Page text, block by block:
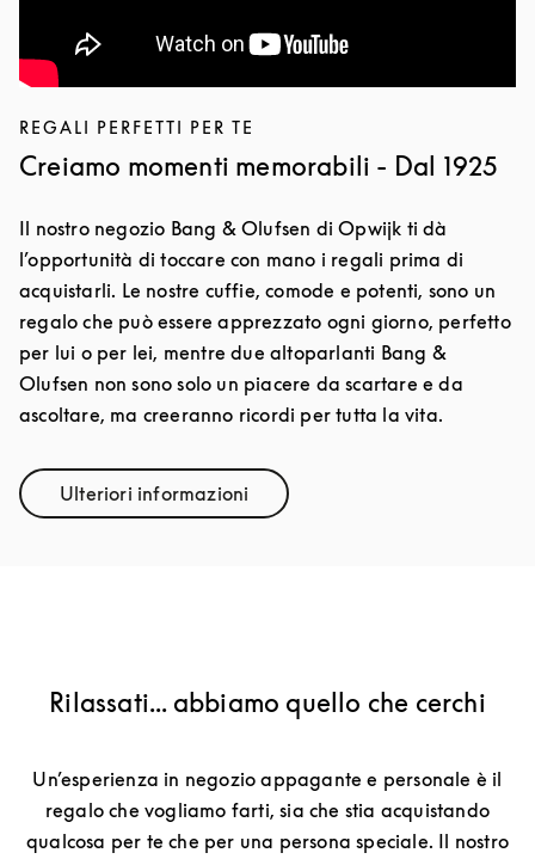
REGALI PERFETTI PER TE
Creiamo momenti memorabili - Dal 1925
Il nostro negozio Bang & Olufsen di Opwijk ti dà
l’opportunità di toccare con mano i regali prima di
acquistarli. Le nostre cuffie, comode e potenti, sono un
regalo che può essere apprezzato ogni giorno, perfetto
per lui o per lei, mentre due altoparlanti Bang &
Olufsen non sono solo un piacere da scartare e da
ascoltare, ma creeranno ricordi per tutta la vita.
Ulteriori informazioniLink Opens in New Tab
Rilassati... abbiamo quello che cerchi
Un’esperienza in negozio appagante e personale è il
regalo che vogliamo farti, sia che stia acquistando
qualcosa per te che per una persona speciale. Il nostro